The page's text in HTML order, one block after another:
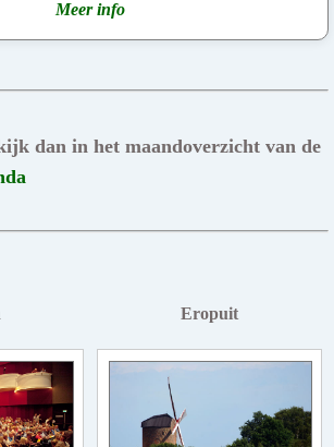
Meer info
dan in het maandoverzicht van de
Eropuit